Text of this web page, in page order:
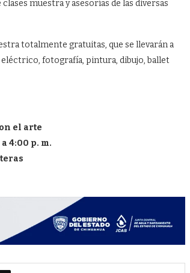
muestra y asesorías de las diversas
totalmente gratuitas, que se llevarán a
fotografía, pintura, dibujo, ballet
el arte
4:00 p. m.